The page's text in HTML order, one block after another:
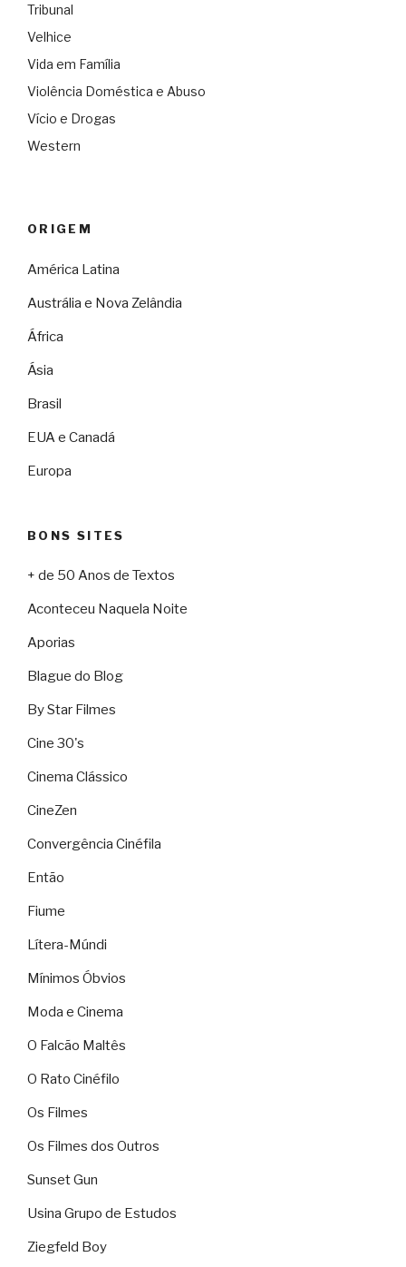
Tribunal
Velhice
Vida em Família
Violência Doméstica e Abuso
Vício e Drogas
Western
ORIGEM
América Latina
Austrália e Nova Zelândia
África
Ásia
Brasil
EUA e Canadá
Europa
BONS SITES
+ de 50 Anos de Textos
Aconteceu Naquela Noite
Aporias
Blague do Blog
By Star Filmes
Cine 30's
Cinema Clássico
CineZen
Convergência Cinéfila
Então
Fiume
Lítera-Múndi
Mínimos Óbvios
Moda e Cinema
O Falcão Maltês
O Rato Cinéfilo
Os Filmes
Os Filmes dos Outros
Sunset Gun
Usina Grupo de Estudos
Ziegfeld Boy